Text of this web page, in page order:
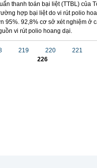
thanh toán bại liệt (TTBL) của
hợp bại liệt do vi rút polio
95%. 92,8% cơ sở xét nghiệm ở
vi rút polio hoang dại.
219 220
221
226